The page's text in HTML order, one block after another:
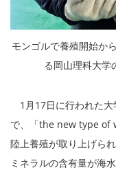
モンゴルで養殖開始か
る岡山理科大学
1月17日に行われた大
で、「the new type of
陸上養殖が取り上げら
ミネラルの含有量が海